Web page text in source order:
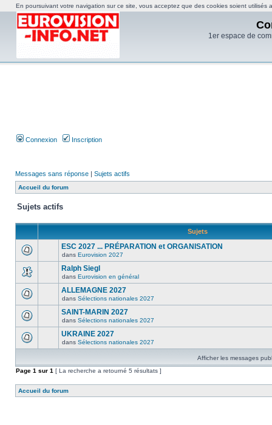
1er espace de
Connexion Inscription
Messages sans réponse | Sujets actifs
Accueil du forum
Sujets actifs
Sujets
ESC 2027 ... PRÉPARATION et ORGANISATION
dans Eurovision 2027
Ralph Siegl
dans Eurovision en général
ALLEMAGNE 2027
dans Sélections nationales 2027
SAINT-MARIN 2027
dans Sélections nationales 2027
UKRAINE 2027
dans Sélections nationales 2027
Afficher les messages
Page 1 sur 1 [ La recherche a retourné 5 résultats ]
Accueil du forum
En poursuivant votre navigation sur ce site, vous acceptez que des cookies soient